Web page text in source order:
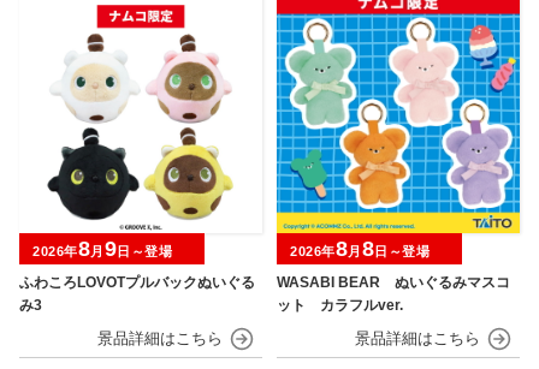
ふわころLOVOTプルバックぬいぐる
み3
2026年8月 9日～登場
WASABI BEAR ぬいぐるみマスコ
ット カラフルver.
2026年8月 8日～登場